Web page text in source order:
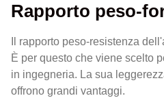
Rapporto peso-
Il rapporto peso-resistenza
È per questo che viene scelto
in ingegneria. La sua
offrono grandi vantaggi.